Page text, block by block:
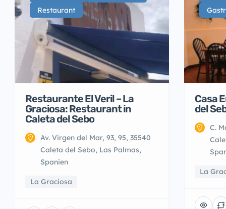
Restaurant
Restaurante El Veril – La
Graciosa: Restaurant in
Caleta del Sebo
Av. Virgen del Mar, 93, 95, 35540
Caleta del Sebo, Las Palmas,
Spanien
La Graciosa
Casa
del
C.
La